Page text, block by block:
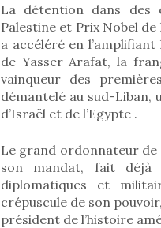
La détention dans des
Palestine et Prix Nobel
a accéléré en
de Yasser Arafat, la
vainqueur des
démantelé au sud-Liban,
d’Israël et de l’Egypte .
Le grand ordonnateur de
son mandat, fait déjà
diplomatiques et
crépuscule de son
président de l’histoire